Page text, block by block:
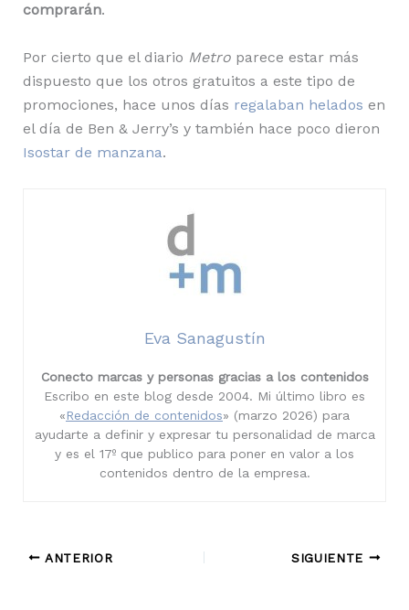
comprarán.
Por cierto que el diario Metroparece estar más
dispuesto que los otros gratuitos a este tipo de
promociones, hace unos días regalaban helados en
el día de Ben & Jerry’s y también hace poco dieron
Isostar de manzana.
Eva Sanagustín
Conecto marcas y personas gracias a los contenidos
Escribo en este blog desde 2004. Mi último libro es
«Redacción de contenidos» (marzo 2026) para
ayudarte a definir y expresar tu personalidad de marca
y es el 17º que publico para poner en valor a los
contenidos dentro de la empresa.
ANTERIOR SIGUIENTE